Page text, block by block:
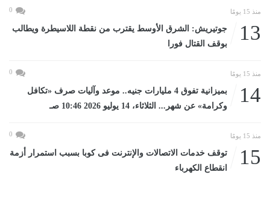
منذ 15 يومًا 0
13
جوتيريش: الشرق الأوسط يقترب من نقطة اللاسيطرة ويطالب
بوقف القتال فورا
منذ 15 يومًا 0
14
بميزانية تفوق 4 مليارات جنيه.. موعد وآليات صرف «تكافل
وكرامة» عن شهر... الثلاثاء، 14 يوليو 2026 10:46 صـ
منذ 15 يومًا 0
15
توقف خدمات الاتصالات والإنترنت فى كوبا بسبب استمرار أزمة
انقطاع الكهرباء